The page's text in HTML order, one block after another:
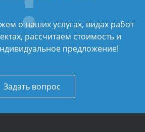
о наших услугах, видах работ
рассчитаем стоимость и
предложение!
Задать вопрос